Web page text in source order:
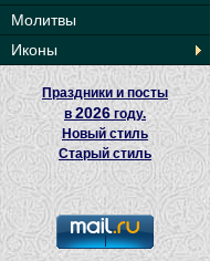
Молитвы
Иконы
Праздники и посты
в 2026 году.
Новый стиль
Старый стиль